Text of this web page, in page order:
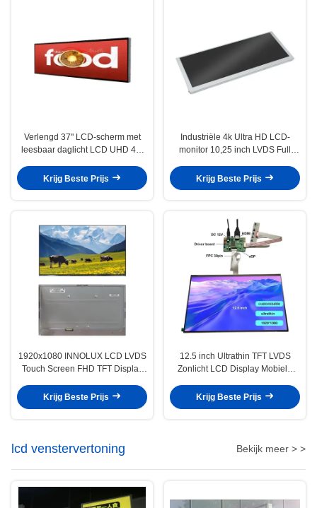
Verlengd 37" LCD-scherm met
leesbaar daglicht LCD UHD 4k-
Krijg Beste Prijs
Industriële 4k Ultra HD LCD-
monitor 10,25 inch LVDS Full
Krijg Beste Prijs
1920x1080 INNOLUX LCD LVDS
Touch Screen FHD TFT Display
Krijg Beste Prijs
12.5 inch Ultrathin TFT LVDS
Zonlicht LCD Display Mobiele
Krijg Beste Prijs
lcd venstervertoning Bekijk meer > >